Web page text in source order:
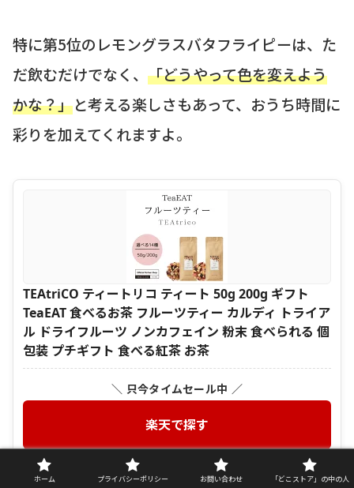
特に第5位のレモングラスバタフライピーは、た
だ飲むだけでなく、 「どうやって色を変えよう
かな？」と考える楽しさもあって、おうち時間に
彩りを加えてくれますよ。
TEAtriCO ティートリコ ティート 50g 200g ギフト
TeaEAT 食べるお茶 フルーツティー カルディ トライア
ル ドライフルーツ ノンカフェイン 粉末 食べられる 個
包装 プチギフト 食べる紅茶 お茶
＼ 只今タイムセール中 ／
楽天で探す
＼ セール・割引をチェック ／
ホーム プライバシーポリシー お問い合わせ 「どこストア」の中の人